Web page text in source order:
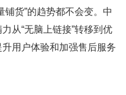
铺货”的趋势都不会变。中
从“无脑上链接”转移到优
用户体验和加强售后服务